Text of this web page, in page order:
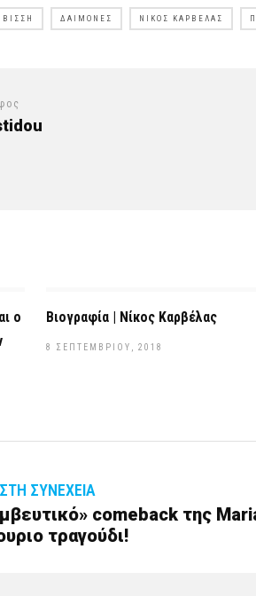
ΔΑΙΜΟΝΕΣ ΝΊΚΟΣ ΚΑΡΒΈΛΑΣ
ο
Βιογραφία | Νίκος Καρβέλας
8 ΣΕΠΤΕΜΒΡΊΟΥ, 2018
ΣΥΝΈΧΕΙΑ
comeback της
τραγούδι!